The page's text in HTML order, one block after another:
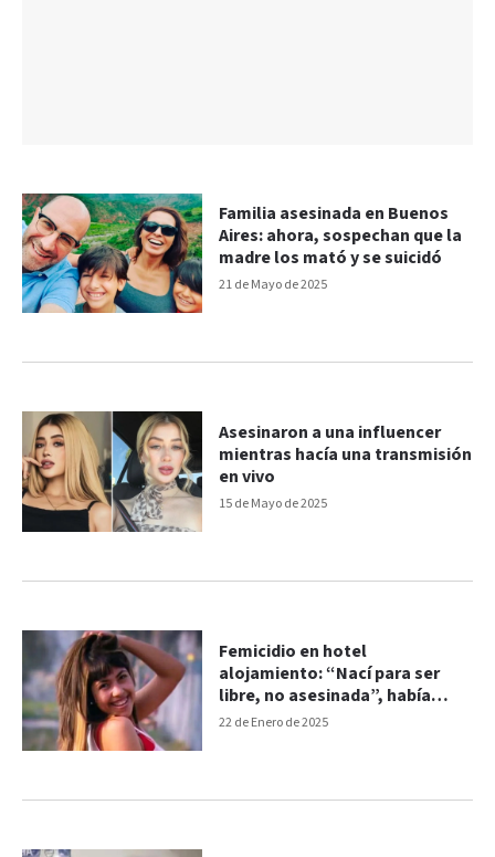
21 de Mayo de 2025
Familia asesinada en Buenos
Aires: ahora, sospechan que la
madre los mató y se suicidó
15 de Mayo de 2025
Asesinaron a una influencer
mientras hacía una transmisión
en vivo
22 de Enero de 2025
Femicidio en hotel
alojamiento: “Nací para ser
libre, no asesinada”, había
escrito la víctima